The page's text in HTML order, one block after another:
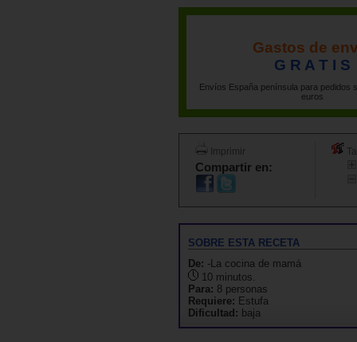
Gastos de
G R A T I S
Envíos España península para pedidos
euros
Imprimir
Compartir en:
SOBRE ESTA RECETA
De: -La cocina de mamá
10 minutos.
Para: 8 personas
Requiere: Estufa
Dificultad: baja